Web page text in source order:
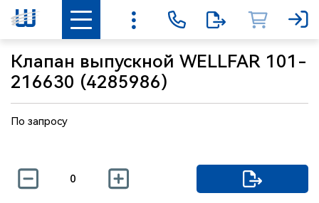
Клапан выпускной WELLFAR 101-
216630 (4285986)
По запросу